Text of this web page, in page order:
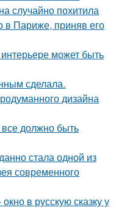
случайно похитила
в Париже, приняв его
может быть
сделала.
дизайна
должно быть
стала одной из
современного
в русскую сказку у